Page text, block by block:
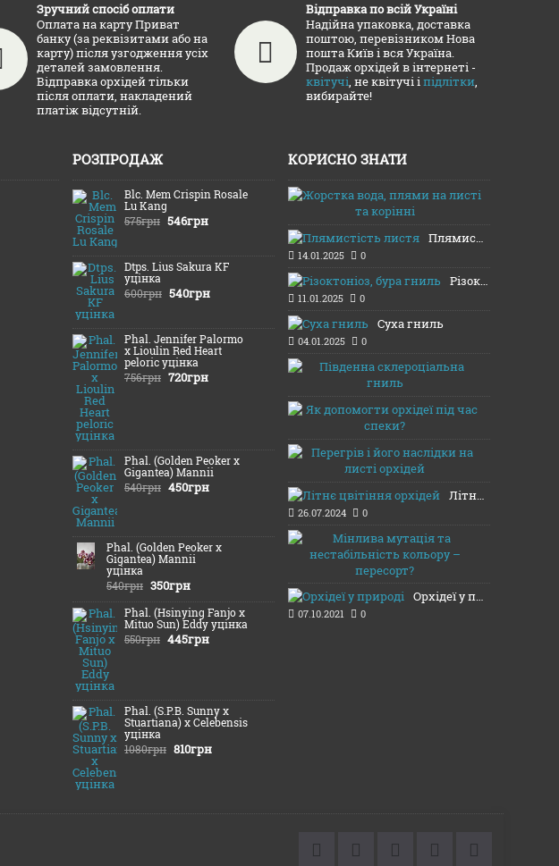
Зручний спосіб оплати
Оплата на карту Приват
банку (за реквізитами або на
карту) після узгодження усіх
деталей замовлення.
Відправка орхідей тільки
після оплати, накладений
платіж відсутній.
Відправка по всій Україні
Надійна упаковка, доставка
поштою, перевізником Нова
пошта Київ і вся Україна.
Продаж орхідей в інтернеті -
квітучі, не квітучі іпідлітки,
вибирайте!
РОЗПРОДАЖ
Blc. Mem Crispin Rosale
Lu Kang
575грн 546грн
Dtps. Lius Sakura KF
уцінка
600грн 540грн
Phal. Jennifer Palormo
x Lioulin Red Heart
peloric уцінка
756грн 720грн
Phal. (Golden Peoker x
Gigantea) Mannii
540грн 450грн
Phal. (Golden Peoker x
Gigantea) Mannii
уцінка
540грн 350грн
Phal. (Hsinying Fanjo x
Mituo Sun) Eddy уцінка
550грн 445грн
Phal. (S.P.B. Sunny х
Stuartiana) x Celebensis
уцінка
1080грн 810грн
КОРИСНО ЗНАТИ
Плямистість листя
14.01.2025 0
Різоктоніоз, бура гниль
11.01.2025 0
Суха гниль
04.01.2025 0
Літнє цвітіння орхідей
26.07.2024 0
Орхідеї у природі
07.10.2021 0